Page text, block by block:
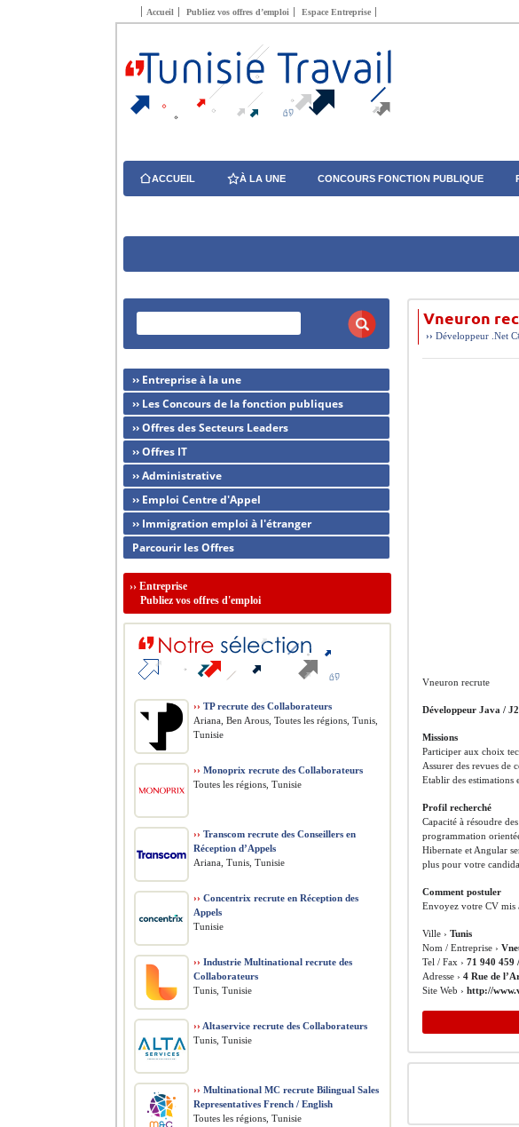
Accueil Publiez vos offres d’emploi Espace Entreprise
ACCUEIL À LA UNE CONCOURS FONCTION PUBLIQUE
Vneuron
›› Développeur .Net
Vneuron recrute
Développeur Java /
Missions
Participer aux choix
Assurer des revues de
Etablir des estimations
Profil recherché
Capacité à résoudre
programmation
Hibernate et Angular
plus pour votre
Comment postuler
Envoyez votre CV mis
Ville › Tunis
Nom / Entreprise ›
Tel / Fax › 71 940 459
Adresse › 4 Rue de
Site Web › http://
›› Entreprise à la une
›› Les Concours de la fonction publiques
›› Offres des Secteurs Leaders
›› Offres IT
›› Administrative
›› Emploi Centre d'Appel
›› Immigration emploi à l'étranger
Parcourir les Offres
›› Entreprise
Publiez vos offres d'emploi
›› TP recrute des Collaborateurs
Ariana, Ben Arous, Toutes les régions, Tunis,
Tunisie
›› Monoprix recrute des Collaborateurs
Toutes les régions, Tunisie
›› Transcom recrute des Conseillers en
Réception d’Appels
Ariana, Tunis, Tunisie
›› Concentrix recrute en Réception des
Appels
Tunisie
›› Industrie Multinational recrute des
Collaborateurs
Tunis, Tunisie
›› Altaservice recrute des Collaborateurs
Tunis, Tunisie
›› Multinational MC recrute Bilingual Sales
Representatives French / English
Toutes les régions, Tunisie